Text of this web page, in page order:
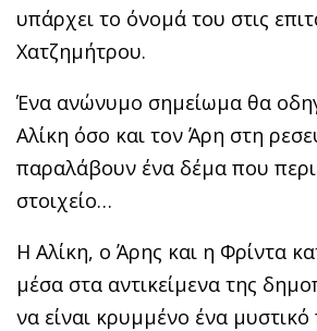
υπάρχει το όνομά του στις
Χατζημήτρου.
Ένα ανώνυμο σημείωμα θα
Αλίκη όσο και τον Άρη στη
παραλάβουν ένα δέμα που
στοιχείο…
H Αλίκη, ο Άρης και η Φρίντα
μέσα στα αντικείμενα της
να είναι κρυμμένο ένα